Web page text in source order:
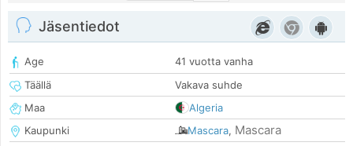
Jäsentiedot
Age
41 vuotta vanha
Täällä
Vakava suhde
Maa
Algeria
Kaupunki
Mascara, Mascara